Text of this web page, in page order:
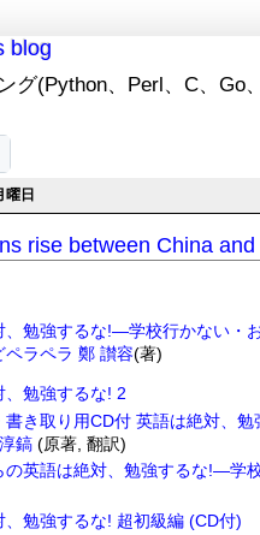
blog
グ(Python、Perl、C、
日
rise between China
、勉強するな!―学校行かない・
ペラペラ 鄭 讃容(著)
、勉強するな! 2
書き取り用CD付 英語は絶対、
鎬(原著, 翻訳)
の英語は絶対、勉強するな!―学
、勉強するな! 超初級編 (CD付)